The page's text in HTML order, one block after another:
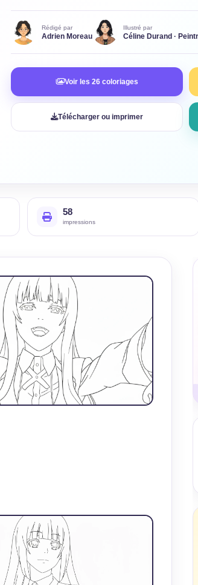
Rédigé par
Adrien Moreau
Illustré par
Céline Durand ·
Voir les 26 coloriages
Télécharger ou imprimer
58
impressions